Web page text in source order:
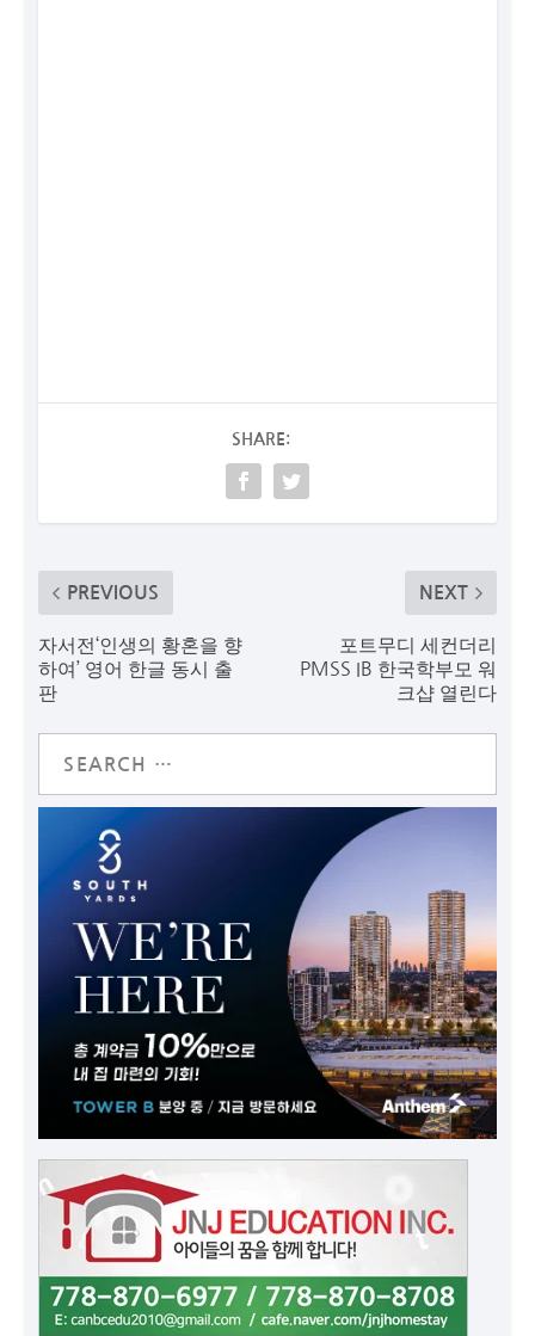
SHARE:
PREVIOUS
자서전‘인생의 황혼을 향
하여’ 영어 한글 동시 출
판
NEXT
포트무디 세컨더리
PMSS IB 한국학부모 워
크샵 열린다